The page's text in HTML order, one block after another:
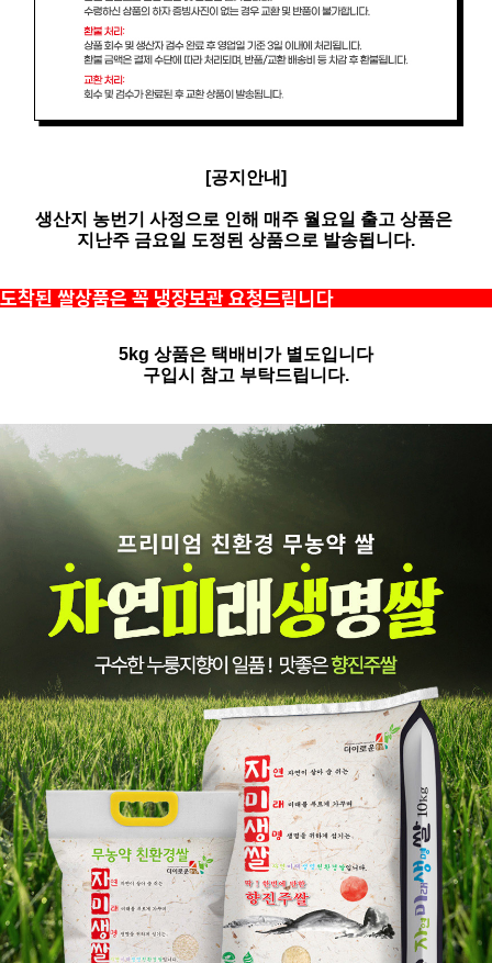
[공지안내]
생산지 농번기 사정으로 인해 매주 월요일 출고 상품은
지난주 금요일 도정된 상품으로 발송됩니다.
도착된 쌀상품은 꼭 냉장보관 요청드립니다
5kg 상품은 택배비가 별도입니다
구입시 참고 부탁드립니다.